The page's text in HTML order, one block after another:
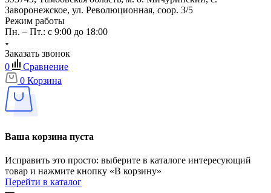
Заворонежское, ул. Революционная, соор. 3/5
Режим работы
Пн. – Пт.: с 9:00 до 18:00
Заказать звонок
0
Сравнение
0 Корзина
Ваша корзина пуста
Исправить это просто: выберите в каталоге интересующий
товар и нажмите кнопку «В корзину»
Перейти в каталог